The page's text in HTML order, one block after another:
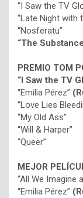
“I Saw the TV
“Late Night with
“Nosferatu”
“The
PREMIO TOM
“I Saw the TV
“Emilia Pérez”
“Love Lies
“My Old Ass”
“Will & Harper”
“Queer”
MEJOR
“All We Imagine
“Emilia Pérez”